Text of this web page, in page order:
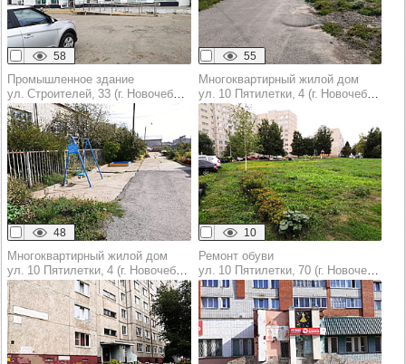
58 55
Промышленное здание
ул. Строителей, 33 (г. Новочебоксарск)
48
Многоквартирный жилой дом
ул. 10 Пятилетки, 4 (г. Новочебоксарск)
10
Многоквартирный жилой дом
ул. 10 Пятилетки, 4 (г. Новочебоксарск)
Ремонт обуви
ул. 10 Пятилетки, 70 (г. Новочебоксарск)